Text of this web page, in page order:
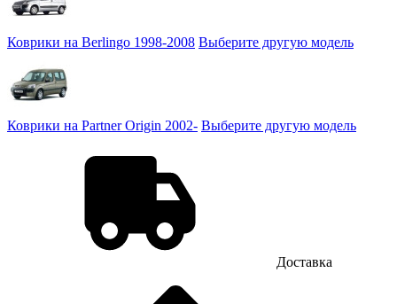
Коврики на Berlingo 1998-2008 Выберите другую модель
Коврики на Partner Origin 2002- Выберите другую модель
Доставка